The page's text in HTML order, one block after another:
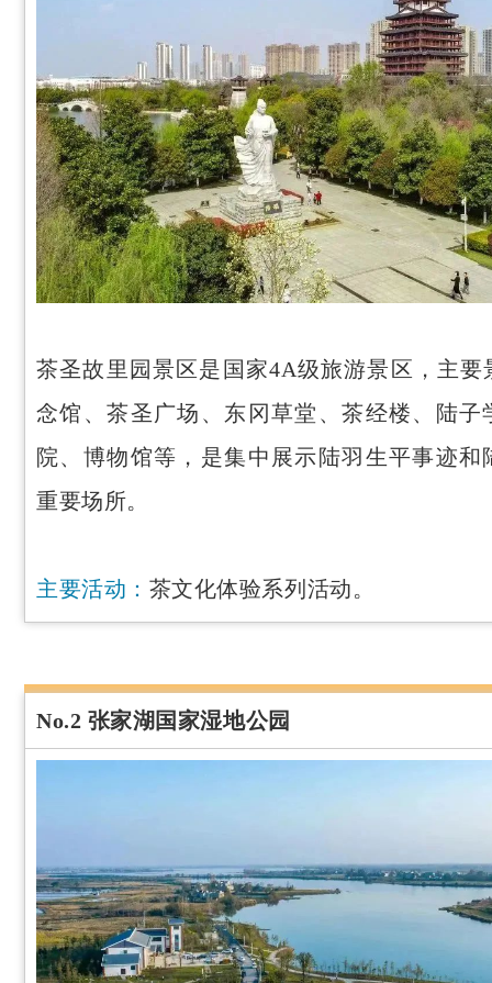
茶圣故里园景区是国家4A级旅游景区，主要
念馆、茶圣广场、东冈草堂、茶经楼、陆子
院、博物馆等，是集中展示陆羽生平事迹和
重要场所。
主要活动： 茶文化体验系列活动。
No.2 张家湖国家湿地公园